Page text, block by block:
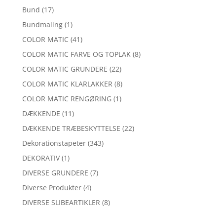
Bund (17)
Bundmaling (1)
COLOR MATIC (41)
COLOR MATIC FARVE OG TOPLAK (8)
COLOR MATIC GRUNDERE (22)
COLOR MATIC KLARLAKKER (8)
COLOR MATIC RENGØRING (1)
DÆKKENDE (11)
DÆKKENDE TRÆBESKYTTELSE (22)
Dekorationstapeter (343)
DEKORATIV (1)
DIVERSE GRUNDERE (7)
Diverse Produkter (4)
DIVERSE SLIBEARTIKLER (8)